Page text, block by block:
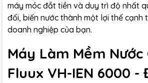
máy móc đắt tiền và duy trì độ nhất
đối, biến nước thành một lợi thế cạnh
doanh nghiệp của bạn.
Máy Làm Mềm Nước
Fluux VH-IEN 6000